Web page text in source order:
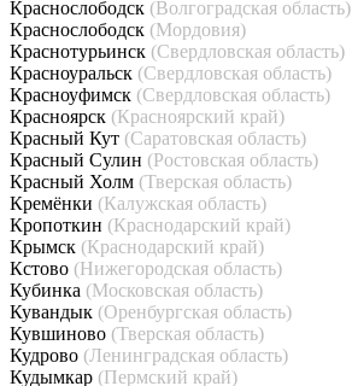
Краснослободск (Волгоградская область)
Краснослободск (Мордовия)
Краснотурьинск (Свердловская область)
Красноуральск (Свердловская область)
Красноуфимск (Свердловская область)
Красноярск (Красноярский край)
Красный Кут (Саратовская область)
Красный Сулин (Ростовская область)
Красный Холм (Тверская область)
Кремёнки (Калужская область)
Кропоткин (Краснодарский край)
Крымск (Краснодарский край)
Кстово (Нижегородская область)
Кубинка (Московская область)
Кувандык (Оренбургская область)
Кувшиново (Тверская область)
Кудрово (Ленинградская область)
Кудымкар (Пермский край)